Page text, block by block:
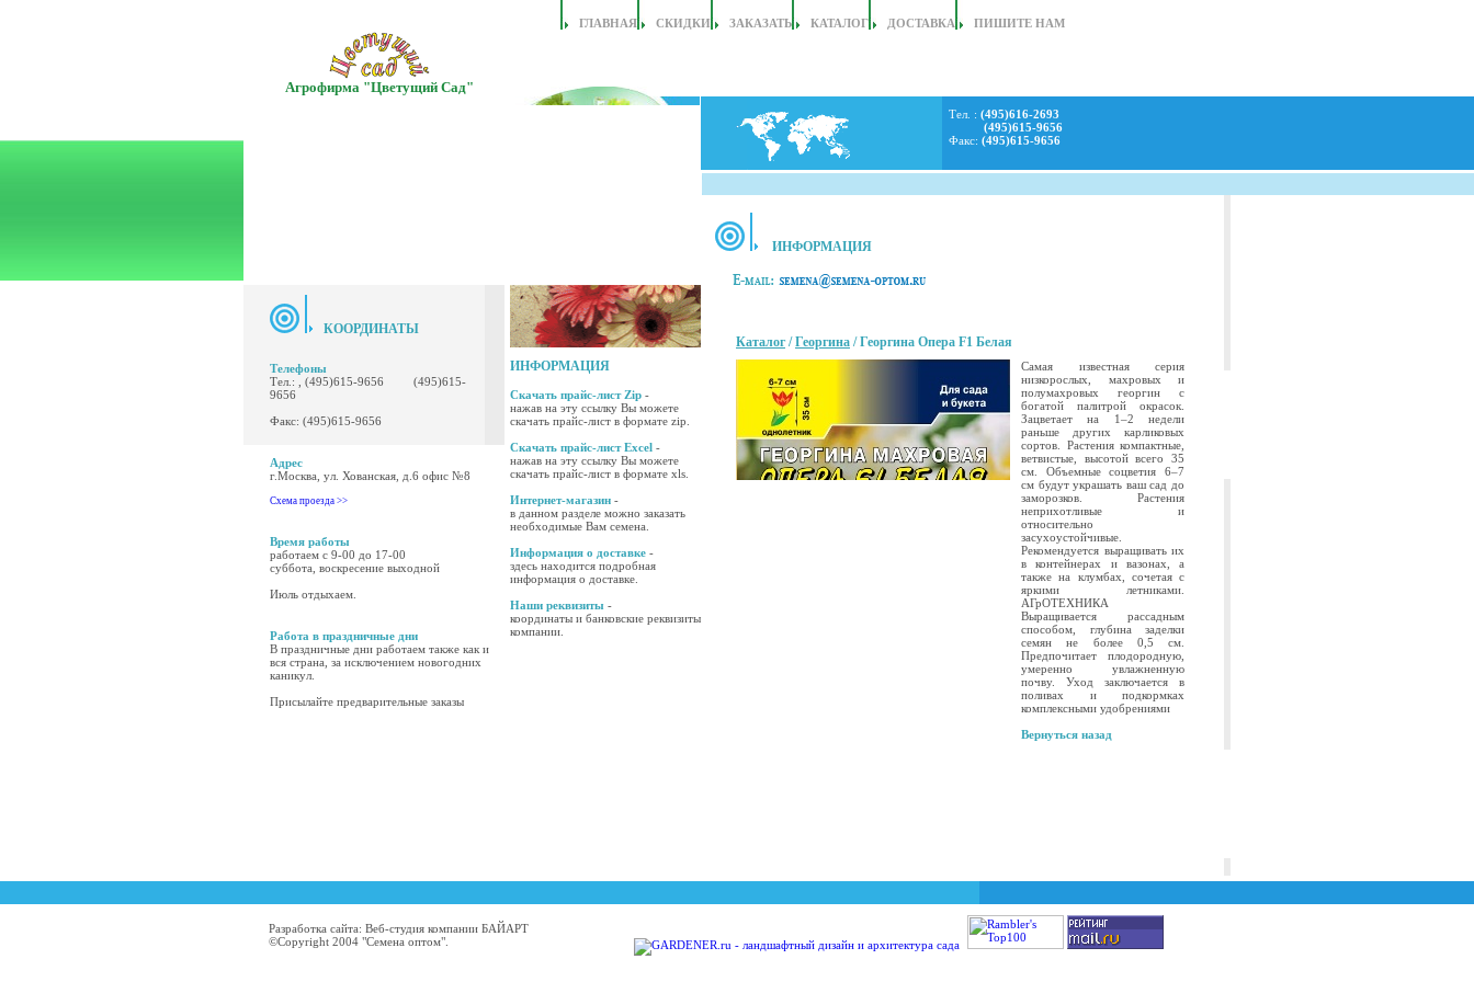
Агрофирма "Цветущий Сад"
ГЛАВНАЯ СКИДКИ ЗАКАЗАТЬ КАТАЛОГ ДОСТАВКА ПИШИТЕ НАМ
КООРДИНАТЫ
Телефоны
Тел.: , (495)615-9656 (495)615-
9656
Факс: (495)615-9656
Адрес
г.Москва, ул. Хованская, д.6 офис №8
Схема проезда >>
Время работы
работаем с 9-00 до 17-00
суббота, воскресение выходной
Июль отдыхаем.
Работа в праздничные дни
В праздничные дни работаем также как и
вся страна, за исключением новогодних
каникул.
Присылайте предварительные заказы
ИНФОРМАЦИЯ
Скачать прайс-лист Zip -
нажав на эту ссылку Вы можете
скачать прайс-лист в формате zip.
Скачать прайс-лист Excel -
нажав на эту ссылку Вы можете
скачать прайс-лист в формате xls.
Интернет-магазин -
в данном разделе можно заказать
необходимые Вам семена.
Информация о доставке -
здесь находится подробная
информация о доставке.
Наши реквизиты -
координаты и банковские реквизиты
компании.
Тел. : (495)616-2693
(495)615-9656
Факс: (495)615-9656
ИНФОРМАЦИЯ
Каталог/Георгина / Георгина Опера F1 Белая
Самая известная серия
низкорослых, махровых и
полумахровых георгин с
богатой палитрой окрасок.
Зацветает на 1–2 недели
раньше других карликовых
сортов. Растения компактные,
ветвистые, высотой всего 35
см. Объемные соцветия 6–7
см будут украшать ваш сад до
заморозков. Растения
неприхотливые и
относительно
засухоустойчивые.
Рекомендуется выращивать их
в контейнерах и вазонах, а
также на клумбах, сочетая с
яркими летниками.
АГрОТЕХНИКА
Выращивается рассадным
способом, глубина заделки
семян не более 0,5 см.
Предпочитает плодородную,
умеренно увлажненную
почву. Уход заключается в
поливах и подкормках
комплексными удобрениями
Вернуться назад
Разработка сайта: Веб-студия компании БАЙАРТ
©Copyright 2004 "Семена оптом".